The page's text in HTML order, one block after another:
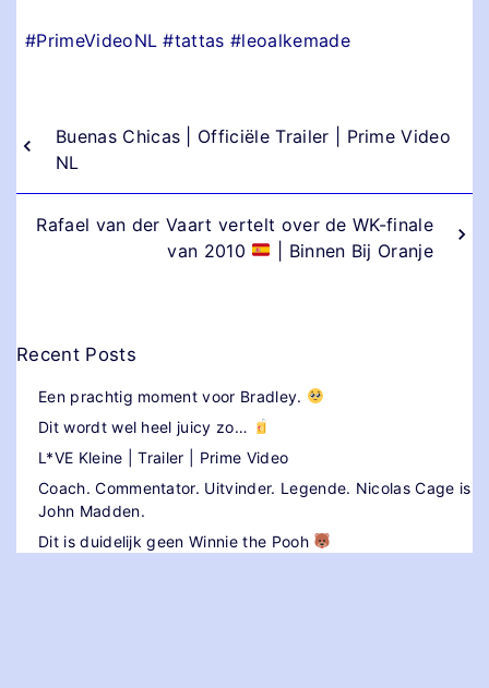
#PrimeVideoNL #tattas #leoalkemade
Buenas Chicas | Officiële Trailer | Prime Video
NL
Rafael van der Vaart vertelt over de WK-finale
van 2010
| Binnen Bij Oranje
Recent Posts
Een prachtig moment voor Bradley.
Dit wordt wel heel juicy zo…
L*VE Kleine | Trailer | Prime Video
Coach. Commentator. Uitvinder. Legende. Nicolas Cage is
John Madden.
Dit is duidelijk geen Winnie the Pooh